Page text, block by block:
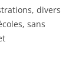
divers
sans